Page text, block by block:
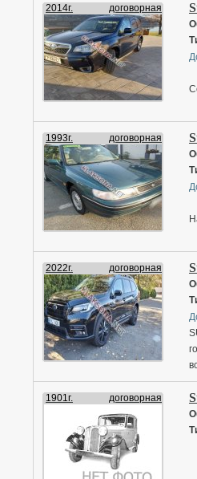
2014г. договорная
1993г. договорная
2022г. договорная
1901г.
договорная